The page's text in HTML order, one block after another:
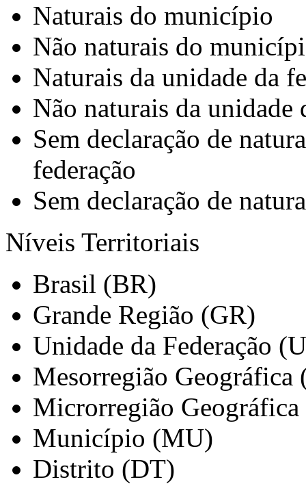
Naturais do município
Não naturais do
Naturais da unidade da
Não naturais da unidade
Sem declaração de
federação
Sem declaração de
Níveis Territoriais
Brasil (BR)
Grande Região (GR)
Unidade da Federação
Mesorregião Geográfica
Microrregião
Município (MU)
Distrito (DT)